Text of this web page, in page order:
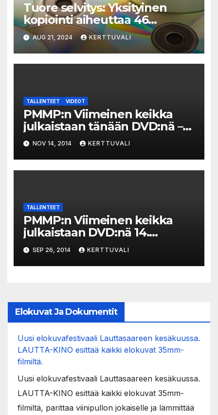
Tuore selvitys: Yksityinen
kopiointi aiheuttaa 46
miljoonan euron haitan
AUG 21, 2024 KERTTUVALI
TALLENTEET VIDEOT
PMMP:n Viimeinen keikka
julkaistaan tänään DVD:nä –
katso Matkalaulun liveversio!
NOV 14, 2014 KERTTUVALI
TALLENTEET
PMMP:n Viimeinen keikka
julkaistaan DVD:nä 14.
marraskuuta
SEP 26, 2014 KERTTUVALI
Elokuvat Ja Dokumentit
Uusi elokuvafestivaali Lauttasaareen kesäkuussa.
LAUTTA-KINO esittää kaikki elokuvat 35mm-
filmiltä.
Uusi elokuvafestivaali Lauttasaareen kesäkuussa.
LAUTTA-KINO esittää kaikki elokuvat 35mm-
filmiltä, parittaa viinipullon jokaiselle ja lämmittää